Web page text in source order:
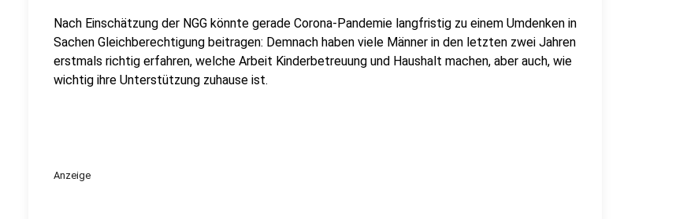
Nach Einschätzung der NGG könnte gerade Corona-Pandemie langfristig zu einem Umdenken in
Sachen Gleichberechtigung beitragen: Demnach haben viele Männer in den letzten zwei Jahren
erstmals richtig erfahren, welche Arbeit Kinderbetreuung und Haushalt machen, aber auch, wie
wichtig ihre Unterstützung zuhause ist.
Anzeige